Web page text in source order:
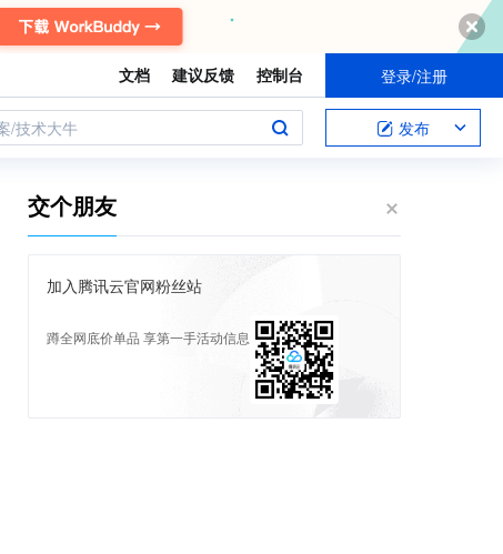
文档 建议反馈 控制台 登录/注册
/技术大牛 发布
交个朋友
加入腾讯云官网粉丝站
蹲全网底价单品 享第一手活动信息